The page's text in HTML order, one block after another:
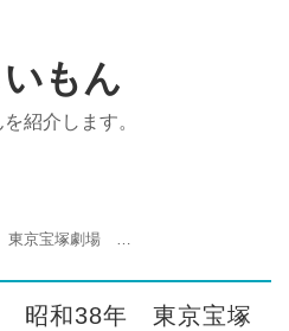
もん
紹介します。
昭和38年 東京宝塚